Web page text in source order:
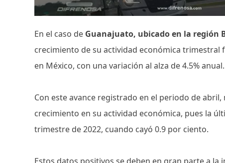
En el caso de Guanajuato, ubicado en la región
crecimiento de su actividad económica
en México, con una variación al alza de 4.5% anual.
Con este avance registrado en el periodo de
crecimiento en su actividad económica, pues la
trimestre de 2022, cuando cayó 0.9 por ciento.